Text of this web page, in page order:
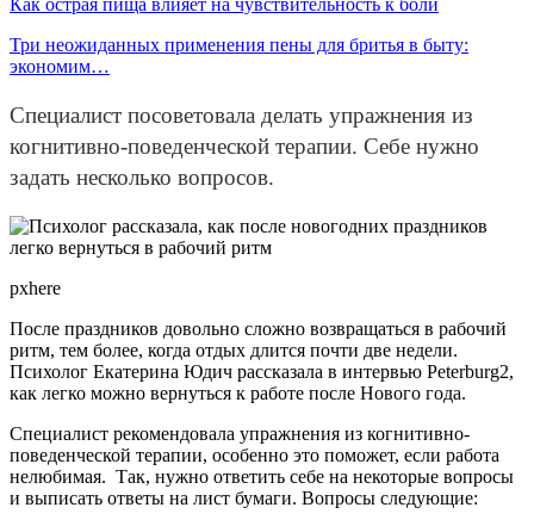
Три неожиданных применения пены для бритья в быту:
экономим…
Специалист посоветовала делать упражнения из
когнитивно-поведенческой терапии. Себе нужно
задать несколько вопросов.
pxhere
После праздников довольно сложно возвращаться в рабочий
ритм, тем более, когда отдых длится почти две недели.
Психолог Екатерина Юдич рассказала в интервью Peterburg2,
как легко можно вернуться к работе после Нового года.
Специалист рекомендовала упражнения из когнитивно-
поведенческой терапии, особенно это поможет, если работа
нелюбимая. Так, нужно ответить себе на некоторые вопросы
и выписать ответы на лист бумаги. Вопросы следующие: